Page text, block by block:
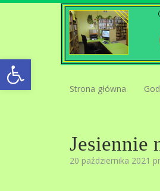
Open toolbar
Strona główna
Jesiennie
20 października 2021